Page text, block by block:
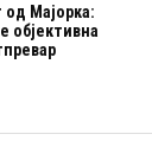
од Мајорка:
објективна